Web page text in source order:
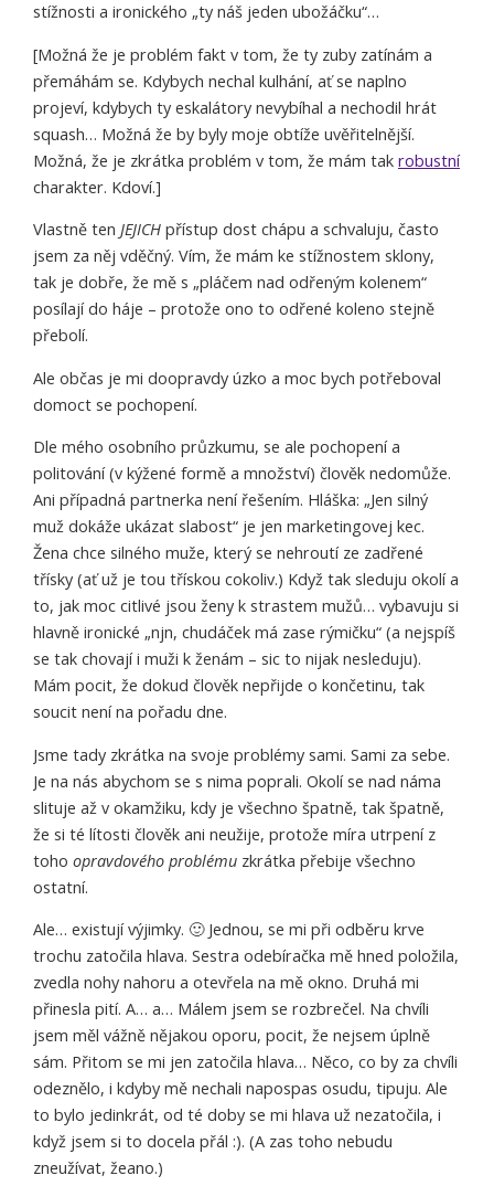
stížnosti a ironického „ty náš jeden ubožáčku“…
[Možná že je problém fakt v tom, že ty zuby zatínám a
přemáhám se. Kdybych nechal kulhání, ať se naplno
projeví, kdybych ty eskalátory nevybíhal a nechodil hrát
squash… Možná že by byly moje obtíže uvěřitelnější.
Možná, že je zkrátka problém v tom, že mám tak robustní
charakter. Kdoví.]
Vlastně ten JEJICH přístup dost chápu a schvaluju, často
jsem za něj vděčný. Vím, že mám ke stížnostem sklony,
tak je dobře, že mě s „pláčem nad odřeným kolenem“
posílají do háje – protože ono to odřené koleno stejně
přebolí.
Ale občas je mi doopravdy úzko a moc bych potřeboval
domoct se pochopení.
Dle mého osobního průzkumu, se ale pochopení a
politování (v kýžené formě a množství) člověk nedomůže.
Ani případná partnerka není řešením. Hláška: „Jen silný
muž dokáže ukázat slabost“ je jen marketingovej kec.
Žena chce silného muže, který se nehroutí ze zadřené
třísky (ať už je tou třískou cokoliv.) Když tak sleduju okolí a
to, jak moc citlivé jsou ženy k strastem mužů… vybavuju si
hlavně ironické „njn, chudáček má zase rýmičku“ (a nejspíš
se tak chovají i muži k ženám – sic to nijak nesleduju).
Mám pocit, že dokud člověk nepřijde o končetinu, tak
soucit není na pořadu dne.
Jsme tady zkrátka na svoje problémy sami. Sami za sebe.
Je na nás abychom se s nima poprali. Okolí se nad náma
slituje až v okamžiku, kdy je všechno špatně, tak špatně,
že si té lítosti člověk ani neužije, protože míra utrpení z
toho opravdového problému zkrátka přebije všechno
ostatní.
Ale… existují výjimky. 🙂 Jednou, se mi při odběru krve
trochu zatočila hlava. Sestra odebíračka mě hned položila,
zvedla nohy nahoru a otevřela na mě okno. Druhá mi
přinesla pití. A… a… Málem jsem se rozbrečel. Na chvíli
jsem měl vážně nějakou oporu, pocit, že nejsem úplně
sám. Přitom se mi jen zatočila hlava… Něco, co by za chvíli
odeznělo, i kdyby mě nechali napospas osudu, tipuju. Ale
to bylo jedinkrát, od té doby se mi hlava už nezatočila, i
když jsem si to docela přál :). (A zas toho nebudu
zneužívat, žeano.)